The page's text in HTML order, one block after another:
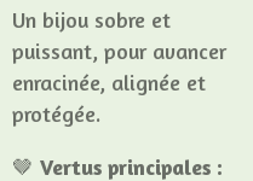
Un bijou sobre et
puissant, pour avancer
enracinée, alignée et
protégée.
🤎 Vertus principales :